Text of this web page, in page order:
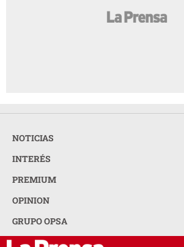
NOTICIAS
INTERÉS
PREMIUM
OPINION
GRUPO OPSA